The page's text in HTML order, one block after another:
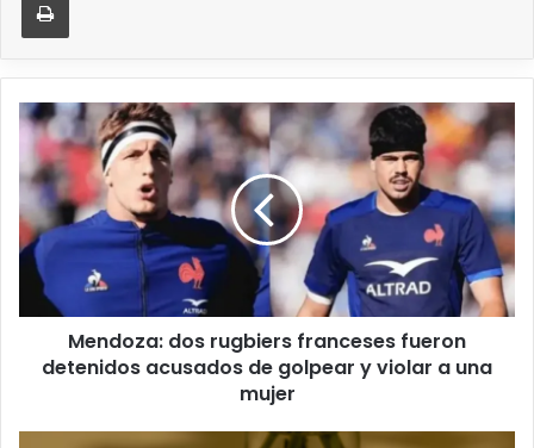
Mendoza: dos rugbiers franceses fueron
detenidos acusados de golpear y violar a una
mujer